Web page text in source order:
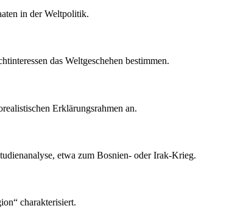
in der Weltpolitik.
das Weltgeschehen bestimmen.
Erklärungsrahmen an.
etwa zum Bosnien- oder Irak-Krieg.
charakterisiert.